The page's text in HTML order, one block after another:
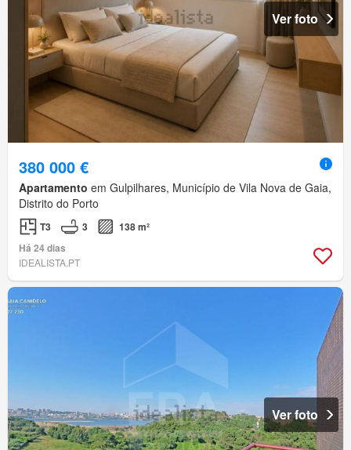
Ver foto
380 000 €
Apartamento em Gulpilhares, Município de Vila Nova de Gaia,
Distrito do Porto
T3 3
138 m²
Há 24 dias
IDEALISTA.PT
Ver foto